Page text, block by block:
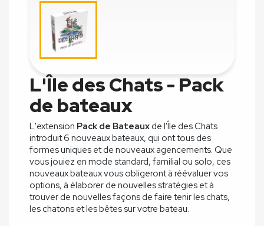
L'Île des Chats - Pack
de bateaux
L'extension Pack de Bateaux de l'Île des Chats
introduit 6 nouveaux bateaux, qui ont tous des
formes uniques et de nouveaux agencements. Que
vous jouiez en mode standard, familial ou solo, ces
nouveaux bateaux vous obligeront à réévaluer vos
options, à élaborer de nouvelles stratégies et à
trouver de nouvelles façons de faire tenir les chats,
les chatons et les bêtes sur votre bateau.